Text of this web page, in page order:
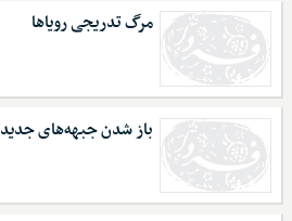
مرگ تدریجی رویاها
باز شدن جبهه‌های جدید